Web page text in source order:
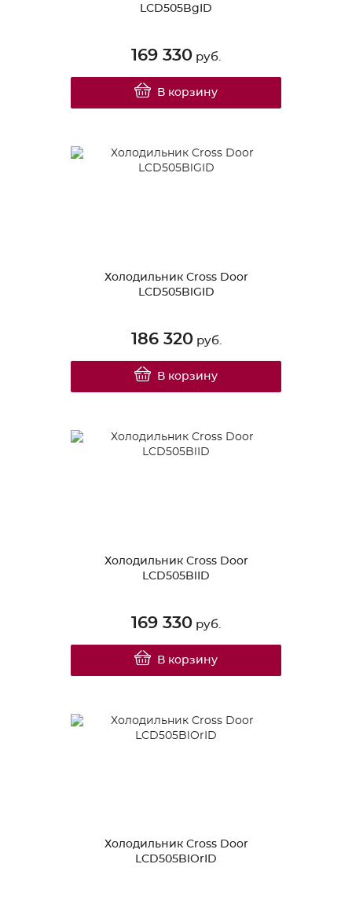
LCD505BgID
169 330 руб.
В корзину
Холодильник Cross Door
LCD505BlGID
186 320руб.
В корзину
Холодильник Cross Door
LCD505BlID
169 330 руб.
В корзину
Холодильник Cross Door
LCD505BlOrID